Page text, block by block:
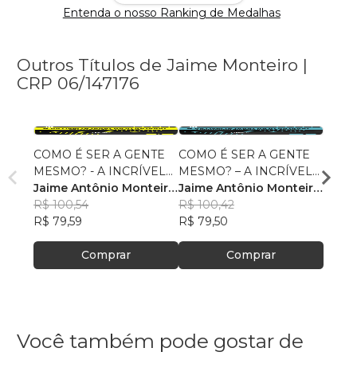
Entenda o nosso Ranking de Medalhas
Outros Títulos de Jaime Monteiro |
CRP 06/147176
COMO É SER A GENTE
MESMO? - A INCRÍVEL
(E NADA FÁCIL)
JORNADA DO CAMINHO
PARA A BUSCA DE SI
Jaime Antônio Monteiro
de Sousa Neto
R$ 100,54
R$ 79,59
Comprar
COMO É SER A GENTE
MESMO? – A INCRÍVEL
(E NADA FÁCIL)
JORNADA DO CAMINHO
PARA A BUSCA DE SI
Jaime Antônio Monteiro
de Sousa Neto
R$ 100,42
R$ 79,50
Comprar
(E
Você também pode gostar de